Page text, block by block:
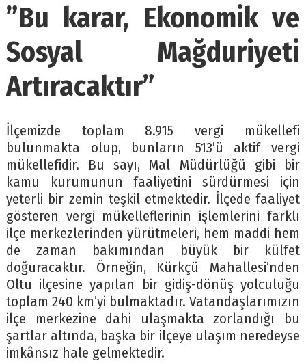
”Bu karar, Ekonomik ve
Sosyal Mağduriyeti
Artıracaktır”
İlçemizde toplam 8.915 vergi mükellefi
bulunmakta olup, bunların 513’ü aktif vergi
mükellefidir. Bu sayı, Mal Müdürlüğü gibi bir
kamu kurumunun faaliyetini sürdürmesi için
yeterli bir zemin teşkil etmektedir. İlçede faaliyet
gösteren vergi mükelleflerinin işlemlerini farklı
ilçe merkezlerinden yürütmeleri, hem maddi hem
de zaman bakımından büyük bir külfet
doğuracaktır. Örneğin, Kürkçü Mahallesi’nden
Oltu ilçesine yapılan bir gidiş-dönüş yolculuğu
toplam 240 km’yi bulmaktadır. Vatandaşlarımızın
ilçe merkezine dahi ulaşmakta zorlandığı bu
şartlar altında, başka bir ilçeye ulaşım neredeyse
imkânsız hale gelmektedir.